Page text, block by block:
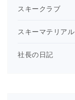
スキークラブ
スキーマテリアル
社長の日記